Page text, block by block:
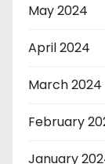
May 2024
April 2024
March 2024
February
January